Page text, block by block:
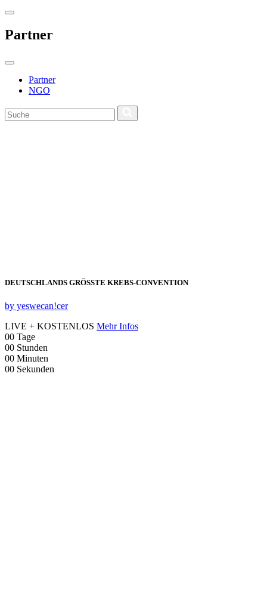
Partner
Partner
NGO
DEUTSCHLANDS GRÖSSTE KREBS‑CONVENTION
by yeswecan!cer
LIVE + KOSTENLOS Mehr Infos
00 Tage
00 Stunden
00 Minuten
00 Sekunden